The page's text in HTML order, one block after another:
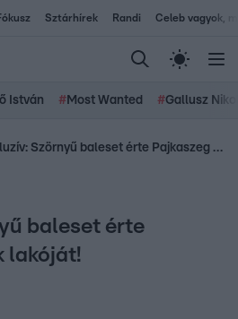
Sztárhírek Randi Celeb vagyok,
István # Most Wanted #Gallusz
Exkluzív: Szörnyű baleset érte Pajkaszeg egyik lakóját!
baleset érte
lakóját!